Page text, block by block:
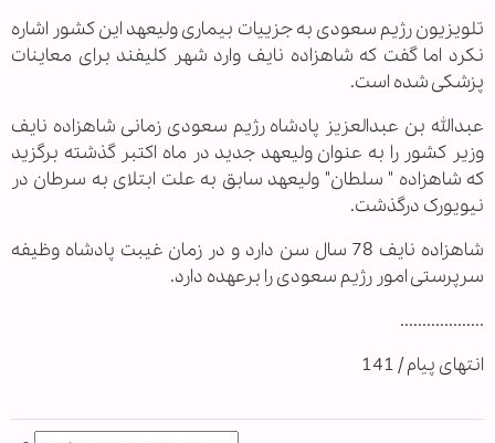
تلویزیون رژیم سعودی به جزییات بیماری ولیعهد این کشور اشاره
نکرد اما گفت که شاهزاده نایف وارد شهر کلیفند برای معاینات
پزشکی شده است.
عبدالله بن عبدالعزیز پادشاه رژیم سعودی زمانی شاهزاده نایف
وزیر کشور را به عنوان ولیعهد جدید در ماه اکتبر گذشته برگزید
که شاهزاده " سلطان" ولیعهد سابق به علت ابتلای به سرطان در
نیویورک درگذشت.
شاهزاده نایف 78 سال سن دارد و در زمان غیبت پادشاه وظیفه
سرپرستی امور رژیم سعودی را برعهده دارد.
...................
انتهای پیام / 141